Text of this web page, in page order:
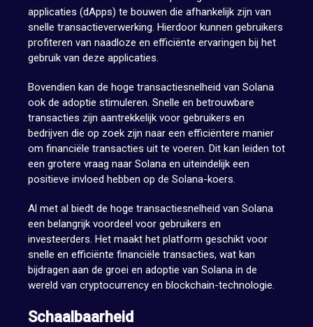
applicaties (dApps) te bouwen die afhankelijk zijn van
snelle transactieverwerking. Hierdoor kunnen gebruikers
profiteren van naadloze en efficiënte ervaringen bij het
gebruik van deze applicaties.
Bovendien kan de hoge transactiesnelheid van Solana
ook de adoptie stimuleren. Snelle en betrouwbare
transacties zijn aantrekkelijk voor gebruikers en
bedrijven die op zoek zijn naar een efficiëntere manier
om financiële transacties uit te voeren. Dit kan leiden tot
een grotere vraag naar Solana en uiteindelijk een
positieve invloed hebben op de Solana-koers.
Al met al biedt de hoge transactiesnelheid van Solana
een belangrijk voordeel voor gebruikers en
investeerders. Het maakt het platform geschikt voor
snelle en efficiënte financiële transacties, wat kan
bijdragen aan de groei en adoptie van Solana in de
wereld van cryptocurrency en blockchain-technologie.
Schaalbaarheid